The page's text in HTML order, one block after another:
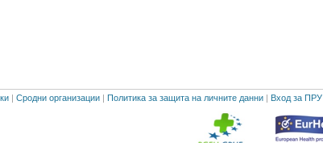
| Сродни организации | Политика за защита на личните данни | Вход за ПРУ